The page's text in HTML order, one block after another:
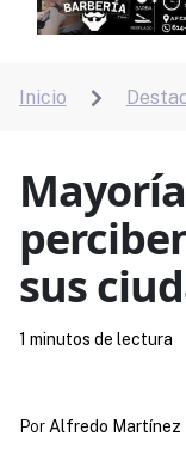
Inicio 
sus
Por Alfredo Martínez
1 minutos de lectura